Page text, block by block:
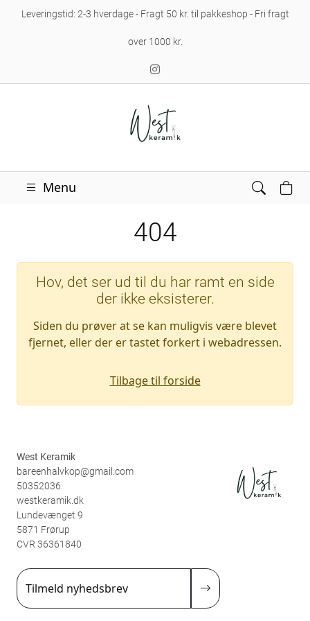
Leveringstid: 2-3 hverdage - Fragt 50 kr. til pakkeshop - Fri fragt
over 1000 kr.
Menu
404
Hov, det ser ud til du har ramt en side
der ikke eksisterer.
Siden du prøver at se kan muligvis være blevet
fjernet, eller der er tastet forkert i webadressen.
Tilbage til forside
West Keramik
bareenhalvkop@gmail.com
50352036
westkeramik.dk
Lundevænget 9
5871 Frørup
CVR 36361840
Tilmeld nyhedsbrev